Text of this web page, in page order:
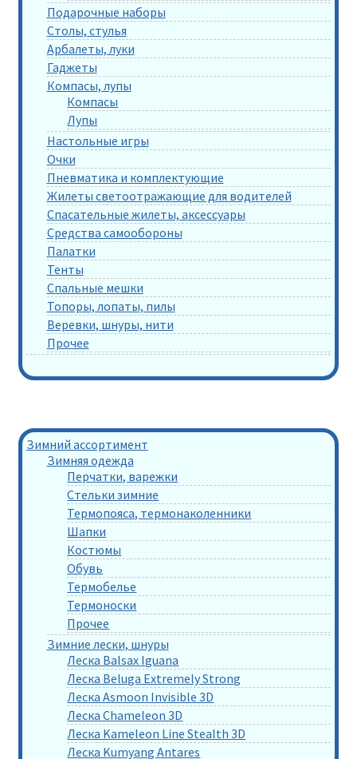
Подарочные наборы
Столы, стулья
Арбалеты, луки
Гаджеты
Компасы, лупы
Компасы
Лупы
Настольные игры
Очки
Пневматика и комплектующие
Жилеты светоотражающие для водителей
Спасательные жилеты, аксессуары
Средства самообороны
Палатки
Тенты
Спальные мешки
Топоры, лопаты, пилы
Веревки, шнуры, нити
Прочее
Зимний ассортимент
Зимняя одежда
Перчатки, варежки
Стельки зимние
Термопояса, термонаколенники
Шапки
Костюмы
Обувь
Термобелье
Термоноски
Прочее
Зимние лески, шнуры
Леска Balsax Iguana
Леска Beluga Extremely Strong
Леска Asmoon Invisible 3D
Леска Chameleon 3D
Леска Kameleon Line Stealth 3D
Леска Kumyang Antares